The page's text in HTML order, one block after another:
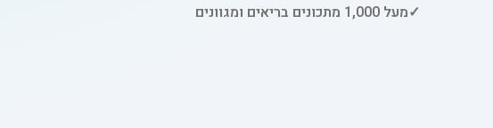
✓מעל 1,000 מתכונים בריאים ומגוונים